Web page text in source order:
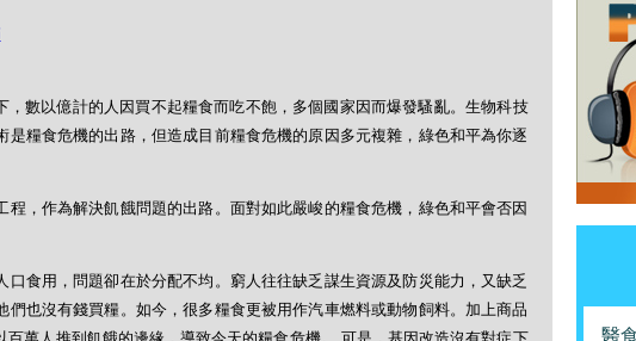
，數以億計的人因買不起糧食而吃不飽，多個國家因而爆發騷亂。生物科技
是糧食危機的出路，但造成目前糧食危機的原因多元複雜，綠色和平為你逐
程，作為解決飢餓問題的出路。面對如此嚴峻的糧食危機，綠色和平會否因
口食用，問題卻在於分配不均。窮人往往缺乏謀生資源及防災能力，又缺乏
們也沒有錢買糧。如今，很多糧食更被用作汽車燃料或動物飼料。加上商品
醫